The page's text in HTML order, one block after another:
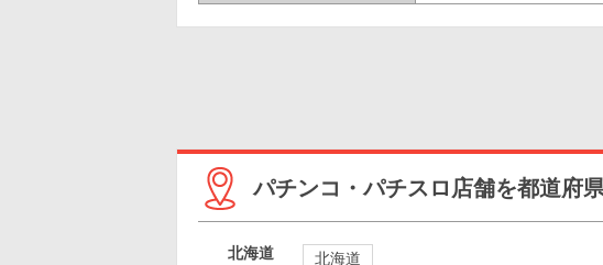
パチンコ・パチスロ店舗を都道府
北海道
北海道